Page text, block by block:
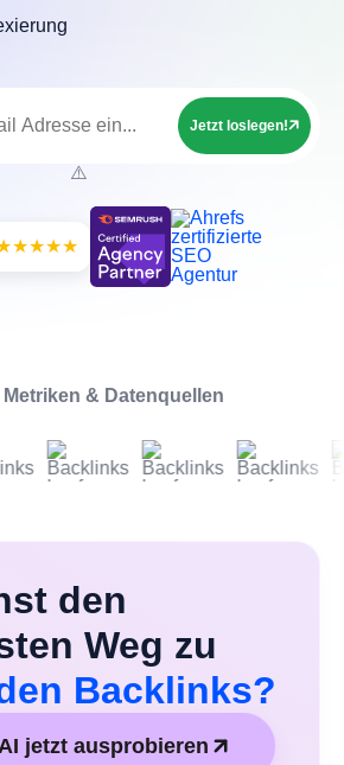
Jetzt loslegen!
Metriken & Datenquellen
den
Weg zu
Backlinks?
jetzt ausprobieren